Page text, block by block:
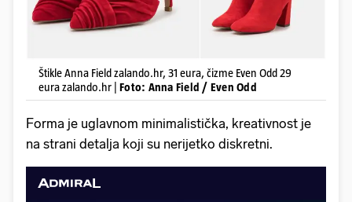
Štikle Anna Field zalando.hr, 31 eura, čizme Even Odd 29
eura zalando.hr | Foto: Anna Field / Even Odd
Forma je uglavnom minimalistička, kreativnost je
na strani detalja koji su nerijetko diskretni.